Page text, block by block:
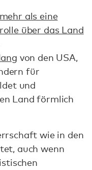
als eine
über das Land
von den USA,
für
und
Land förmlich
wie in den
auch wenn